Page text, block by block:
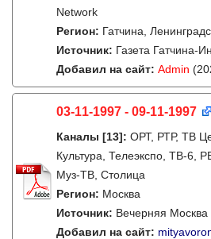
Network
Регион: Гатчина,
Источник: Газета Гатчина-
Добавил на сайт: Admin
03-11-1997 - 09-11-1997
Каналы [13]: ОРТ, РТР, ТВ
Культура, Телеэкспо, ТВ-6,
Муз-ТВ, Столица
Регион: Москва
Источник: Вечерняя Москва
Добавил на сайт: